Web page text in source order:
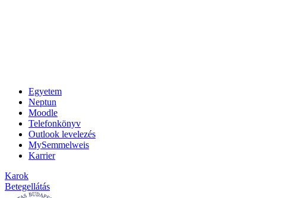
Egyetem
Neptun
Moodle
Telefonkönyv
Outlook levelezés
MySemmelweis
Karrier
Karok
Betegellátás